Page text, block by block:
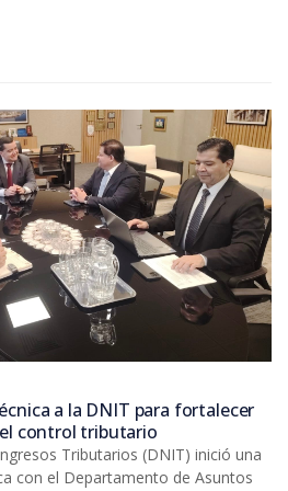
de verificación a nivel
a la DNIT para fortalecer
control tributario
Tributarios (DNIT) inició una
con el Departamento de Asuntos